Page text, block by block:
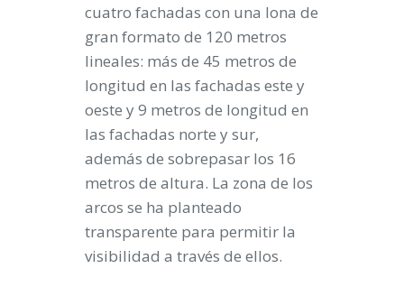
cuatro fachadas con una lona de
gran formato de 120 metros
lineales: más de 45 metros de
longitud en las fachadas este y
oeste y 9 metros de longitud en
las fachadas norte y sur,
además de sobrepasar los 16
metros de altura. La zona de los
arcos se ha planteado
transparente para permitir la
visibilidad a través de ellos.